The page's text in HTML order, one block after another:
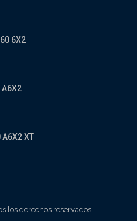
6X2
XT
los derechos reservados.